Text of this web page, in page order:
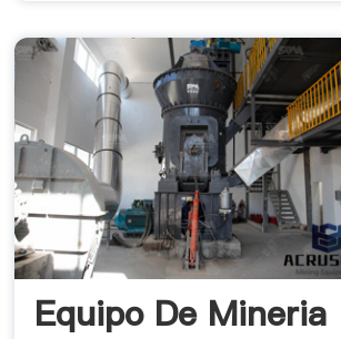
Equipo De Mineria